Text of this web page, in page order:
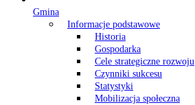
Gmina
Informacje podstawowe
Historia
Gospodarka
Cele strategiczne rozwoju
Czynniki sukcesu
Statystyki
Mobilizacja społeczna